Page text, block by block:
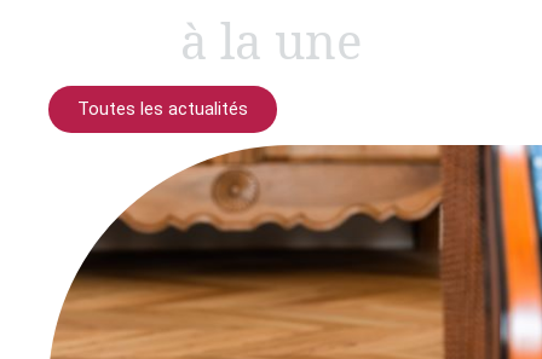
à la une
Toutes les actualités